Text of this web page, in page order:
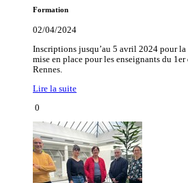
Formation
02/04/2024
Inscriptions jusqu’au 5 avril 2024 pour
mise en place pour les enseignants du 1er
Rennes.
Lire la suite
0